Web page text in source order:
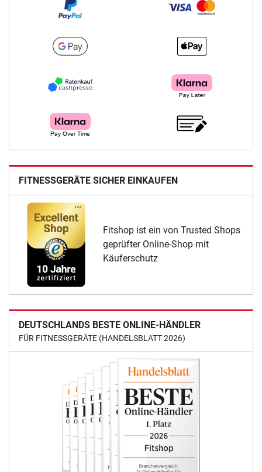
FITNESSGERÄTE SICHER EINKAUFEN
Fitshop ist ein von Trusted Shops
geprüfter Online-Shop mit
Käuferschutz
DEUTSCHLANDS BESTE ONLINE-HÄNDLER
FÜR FITNESSGERÄTE (HANDELSBLATT 2026)